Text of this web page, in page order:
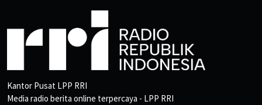
Kantor Pusat LPP RRI
Media radio berita online terpercaya - LPP RRI